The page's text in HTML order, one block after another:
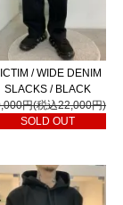
/ WIDE DENIM
SLACKS / BLACK
円(税込22,000円)
SOLD OUT